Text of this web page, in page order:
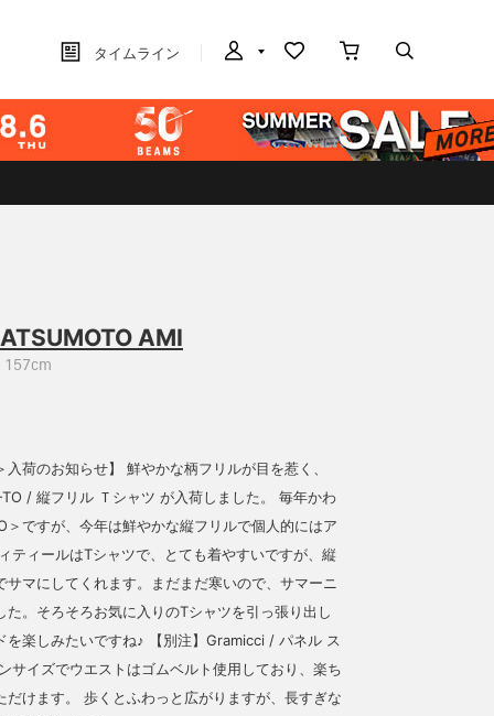
タイムライン
AMI
157cm
入荷のお知らせ】 鮮やかな柄フリルが目を惹く、
TO / 縦フリル Ｔシャツ が入荷しました。 毎年かわ
＞ですが、今年は鮮やかな縦フリルで個人的にはア
ティールはTシャツで、とても着やすいですが、縦
サマにしてくれます。まだまだ寒いので、サマーニ
た。そろそろお気に入りのTシャツを引っ張り出し
を楽しみたいですね♪ 【別注】Gramicci / パネル ス
サイズでウエストはゴムベルト使用しており、楽ち
だけます。 歩くとふわっと広がりますが、長すぎな